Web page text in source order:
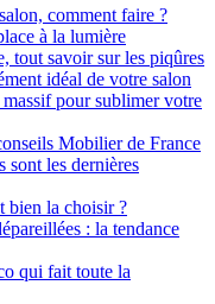
comment faire ?
à la lumière
tout savoir sur les piqûres
idéal de votre salon
pour sublimer votre
Mobilier de France
sont les dernières
bien la choisir ?
: la tendance
qui fait toute la